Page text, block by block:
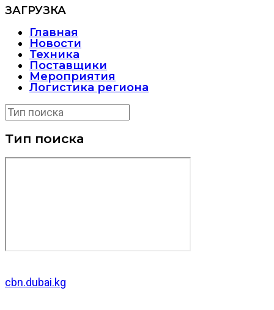
ЗАГРУЗКА
Главная
Новости
Техника
Поставщики
Мероприятия
Логистика региона
Тип поиска
cbn.dubai.kg